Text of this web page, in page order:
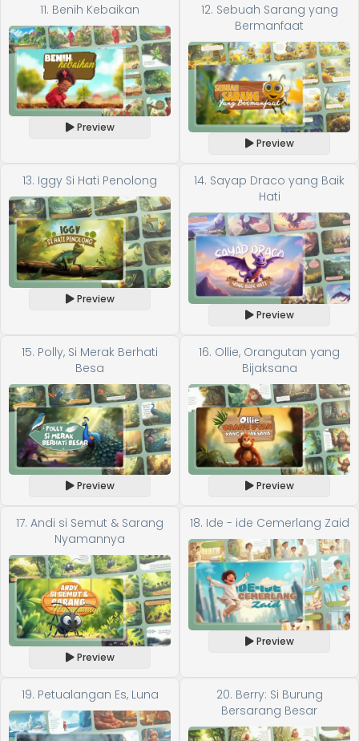
11. Benih Kebaikan
Preview
12. Sebuah Sarang yang
Bermanfaat
Preview
13. Iggy Si Hati Penolong
Preview
14. Sayap Draco yang Baik
Hati
Preview
15. Polly, Si Merak Berhati
Besa
Preview
16. Ollie, Orangutan yang
Bijaksana
Preview
17. Andi si Semut & Sarang
Nyamannya
Preview
18. Ide - ide Cemerlang Zaid
Preview
19. Petualangan Es, Luna
20. Berry: Si Burung
Bersarang Besar